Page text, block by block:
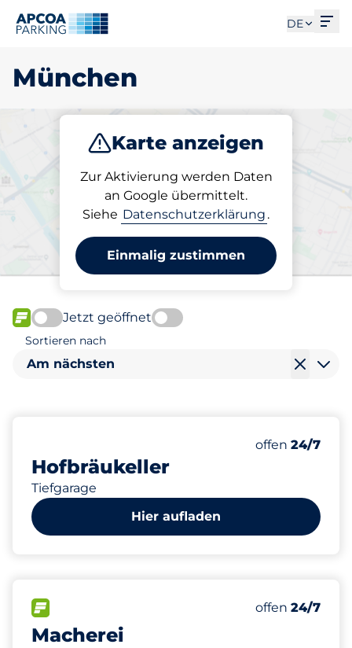
DE
München
Karte anzeigen
Zur Aktivierung werden Daten
an Google übermittelt.
Siehe Datenschutzerklärung .
Einmalig zustimmen
Laden
Wählen Sie Ihren Ladeplatz
in München
FLOW verfügbar
Jetzt geöffnet
Sortieren nach
Am nächsten
Hofbräukeller
Tiefgarage
Anzahl der
Gesamtplätze
Stellplätze
offen 24/7
Hier aufladen
Macherei
Anzahl der
Gesamtplätze
Stellplätze
offen 24/7